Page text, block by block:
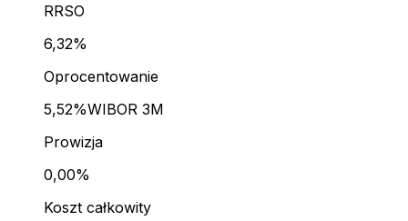
RRSO
6,32%
Oprocentowanie
5,52%WIBOR 3M
Prowizja
0,00%
Koszt całkowity